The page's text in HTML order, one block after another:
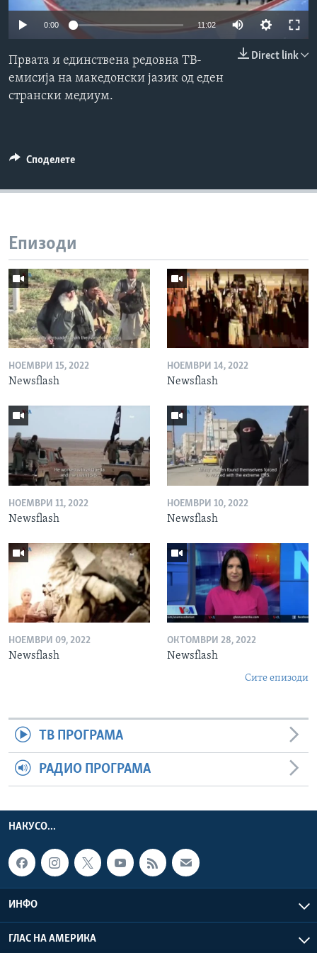
ИНТЕРВЈУА
Јазици
0:00 11:02
Direct link
Првата и единствена редовна ТВ-
емисија на македонски јазик од еден
странски медиум.
Споделете
Епизоди
НОЕМВРИ 15, 2022
Newsflash
НОЕМВРИ 14, 2022
Newsflash
НОЕМВРИ 11, 2022
Newsflash
НОЕМВРИ 10, 2022
Newsflash
НОЕМВРИ 09, 2022
Newsflash
ОКТОМВРИ 28, 2022
Newsflash
Сите епизоди
ТВ ПРОГРАМА
РАДИО ПРОГРАМА
НАКУСО...
ИНФО
ГЛАС НА АМЕРИКА